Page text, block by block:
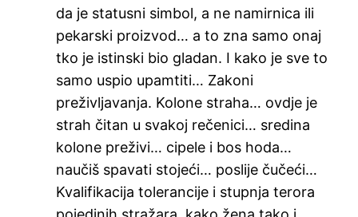
da je statusni simbol, a ne namirnica ili
pekarski proizvod… a to zna samo onaj
tko je istinski bio gladan. I kako je sve to
samo uspio upamtiti… Zakoni
preživljavanja. Kolone straha… ovdje je
strah čitan u svakoj rečenici… sredina
kolone preživi… cipele i bos hoda…
naučiš spavati stojeći… poslije čučeći…
Kvalifikacija tolerancije i stupnja terora